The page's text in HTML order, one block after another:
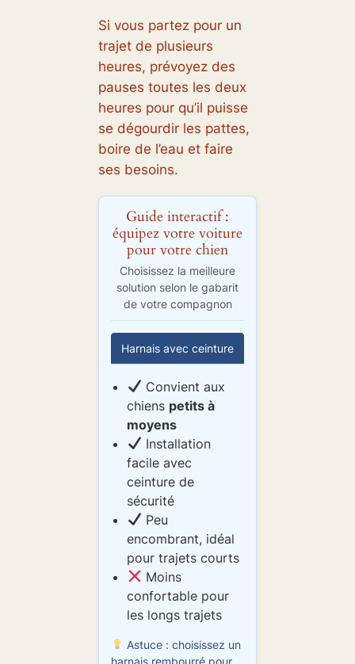
Si vous partez pour un
trajet de plusieurs
heures, prévoyez des
pauses toutes les deux
heures pour qu’il puisse
se dégourdir les pattes,
boire de l’eau et faire
ses besoins.
Guide interactif :
équipez votre voiture
pour votre chien
Choisissez la meilleure
solution selon le gabarit
de votre compagnon
Harnais avec ceinture
Convient aux
chiens petits à
moyens
Installation
facile avec
ceinture de
sécurité
Peu
encombrant, idéal
pour trajets courts
Moins
confortable pour
les longs trajets
Astuce : choisissez un
harnais rembourré pour